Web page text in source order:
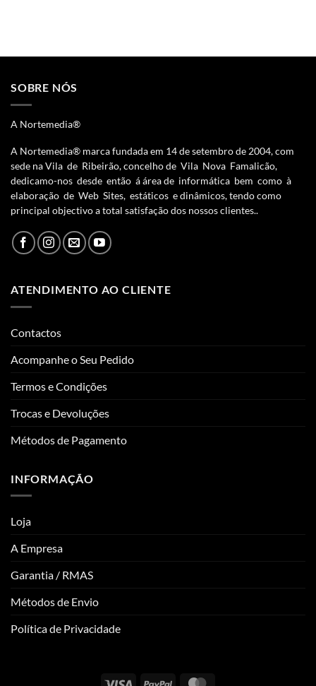
SOBRE NÓS
A Nortemedia®
A Nortemedia® marca fundada em 14 de setembro de 2004, com
sede na Vila de Ribeirão, concelho de Vila Nova Famalicão,
dedicamo-nos desde então á área de informática bem como à
elaboração de Web Sites, estáticos e dinâmicos, tendo como
principal objectivo a total satisfação dos nossos clientes..
ATENDIMENTO AO CLIENTE
Contactos
Acompanhe o Seu Pedido
Termos e Condições
Trocas e Devoluções
Métodos de Pagamento
INFORMAÇÃO
Loja
A Empresa
Garantia / RMAS
Métodos de Envio
Política de Privacidade